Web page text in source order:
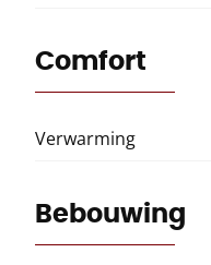
Comfort
Verwarming
Bebouwing